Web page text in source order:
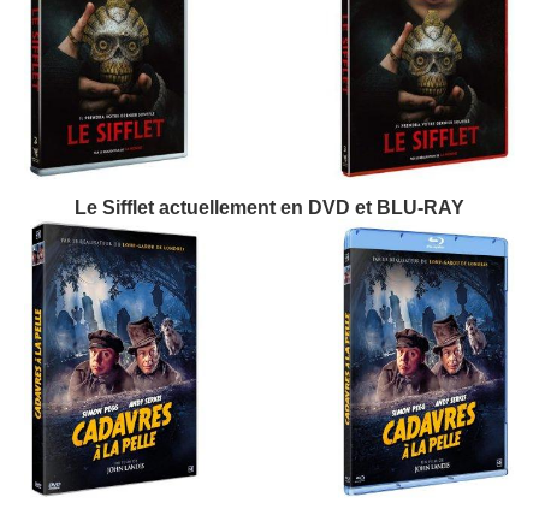
Le Sifflet actuellement en DVD et BLU-RAY